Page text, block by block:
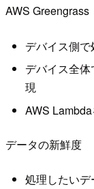
AWS Greengrass
デバイス側
デバイス全
現
AWS
データの新鮮度
処理したい